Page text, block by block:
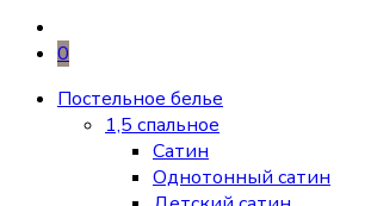
0
Постельное белье
1,5 спальное
Сатин
Однотонный сатин